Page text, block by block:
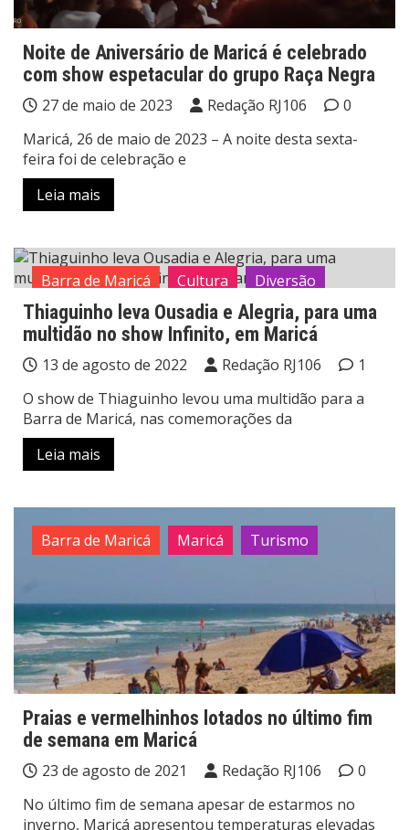
Noite de Aniversário de Maricá é celebrado
com show espetacular do grupo Raça Negra
27 de maio de 2023 Redação RJ106
0
Maricá, 26 de maio de 2023 – A noite desta sexta-
feira foi de celebração e
Leia mais
Barra de Maricá Cultura Diversão
Thiaguinho leva Ousadia e Alegria, para uma
multidão no show Infinito, em Maricá
13 de agosto de 2022 Redação RJ106
1
O show de Thiaguinho levou uma multidão para a
Barra de Maricá, nas comemorações da
Leia mais
Barra de Maricá Maricá Turismo
Praias e vermelhinhos lotados no último fim
de semana em Maricá
23 de agosto de 2021 Redação RJ106
0
No último fim de semana apesar de estarmos no
inverno, Maricá apresentou temperaturas elevadas